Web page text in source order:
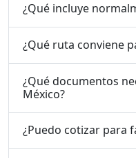
¿Qué incluye
¿Qué ruta conviene
¿Qué documentos
México?
¿Puedo cotizar para